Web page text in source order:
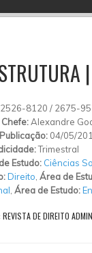
2526-8120 / 2675-
Alexandre
04/05/
Trimestral
Estudo: Ciências
Direito Área de
Área de Estudo:
DE DIREITO